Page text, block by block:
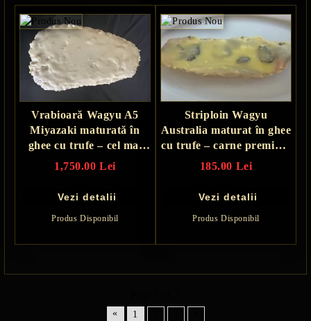
Vrabioară Wagyu A5
Miyazaki maturată în
ghee cu trufe – cel mai
rafinat steak din lume
1,750.00 Lei
Vezi detalii
Produs Disponibil
Striploin Wagyu
Australia maturat în ghee
cu trufe – carne premium
cu aromă intensă
185.00 Lei
Vezi detalii
Produs Disponibil
«
1